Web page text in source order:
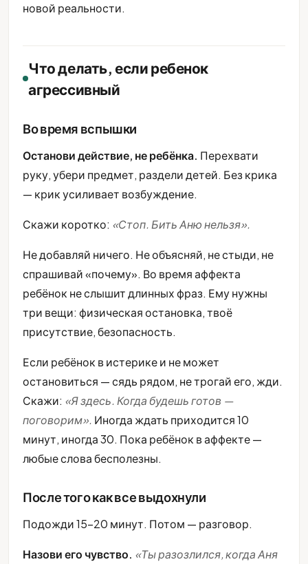
новой реальности.
Что делать, если ребенок
агрессивный
Во время вспышки
Останови действие, не ребёнка. Перехвати
руку, убери предмет, раздели детей. Без крика
— крик усиливает возбуждение.
Скажи коротко: «Стоп. Бить Аню нельзя».
Не добавляй ничего. Не объясняй, не стыди, не
спрашивай «почему». Во время аффекта
ребёнок не слышит длинных фраз. Ему нужны
три вещи: физическая остановка, твоё
присутствие, безопасность.
Если ребёнок в истерике и не может
остановиться — сядь рядом, не трогай его, жди.
Скажи: «Я здесь. Когда будешь готов —
поговорим». Иногда ждать приходится 10
минут, иногда 30. Пока ребёнок в аффекте —
любые слова бесполезны.
После того как все выдохнули
Подожди 15-20 минут. Потом — разговор.
Назови его чувство. «Ты разозлился, когда Аня